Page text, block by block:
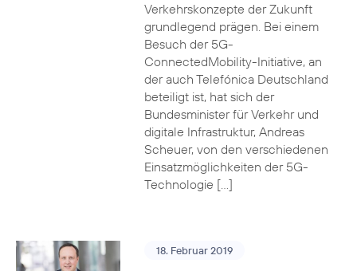
Verkehrskonzepte der Zukunft
grundlegend prägen. Bei einem
Besuch der 5G-
ConnectedMobility-Initiative, an
der auch Telefónica Deutschland
beteiligt ist, hat sich der
Bundesminister für Verkehr und
digitale Infrastruktur, Andreas
Scheuer, von den verschiedenen
Einsatzmöglichkeiten der 5G-
Technologie […]
18. Februar 2019